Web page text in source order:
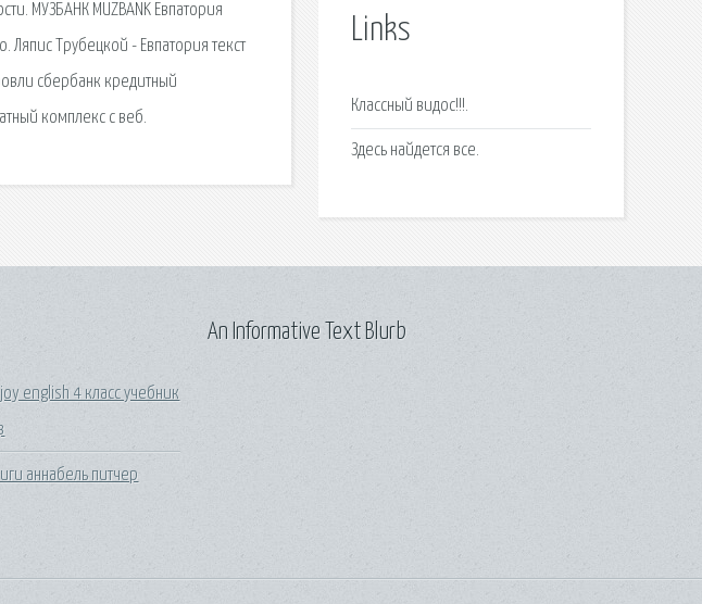
МУЗБАНК MUZBANK Евпатория
Ляпис Трубецкой - Евпатория текст
сбербанк кредитный
комплекс с веб.
Links
Классный видос!!!.
Здесь найдется все.
english 4 класс учебник
аннабель питчер
An Informative Text Blurb